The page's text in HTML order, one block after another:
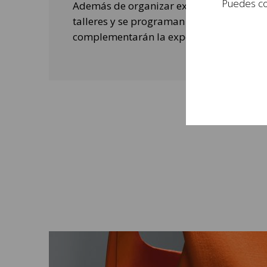
Además de organizar exposiciones, se
talleres y se programan actividades de
complementarán la experiencia de las
Puedes